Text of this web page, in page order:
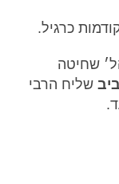
כרגיל.
הל׳ שחיטה
שליח הרבי